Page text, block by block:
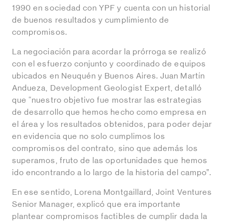
1990 en sociedad con YPF y cuenta con un historial
de buenos resultados y cumplimiento de
compromisos.
La negociación para acordar la prórroga se realizó
con el esfuerzo conjunto y coordinado de equipos
ubicados en Neuquén y Buenos Aires. Juan Martín
Andueza, Development Geologist Expert, detalló
que “nuestro objetivo fue mostrar las estrategias
de desarrollo que hemos hecho como empresa en
el área y los resultados obtenidos, para poder dejar
en evidencia que no solo cumplimos los
compromisos del contrato, sino que además los
superamos, fruto de las oportunidades que hemos
ido encontrando a lo largo de la historia del campo”.
En ese sentido, Lorena Montgaillard, Joint Ventures
Senior Manager, explicó que era importante
plantear compromisos factibles de cumplir dada la